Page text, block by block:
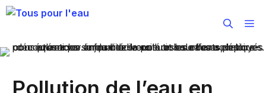
Aller
Pollution de l’eau en